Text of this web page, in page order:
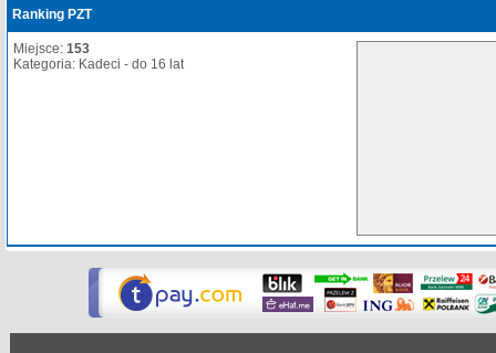
Ranking PZT
Miejsce: 153
Kategoria: Kadeci - do 16 lat